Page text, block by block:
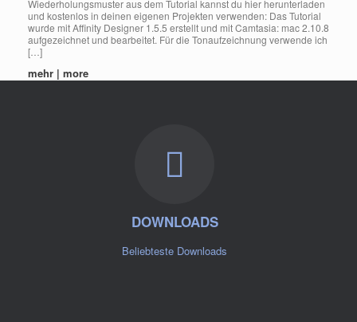
Wiederholungsmuster aus dem Tutorial kannst du hier herunterladen
und kostenlos in deinen eigenen Projekten verwenden: Das Tutorial
wurde mit Affinity Designer 1.5.5 erstellt und mit Camtasia: mac 2.10.8
aufgezeichnet und bearbeitet. Für die Tonaufzeichnung verwende ich
[…]
mehr | more
DOWNLOADS
Beliebteste Downloads